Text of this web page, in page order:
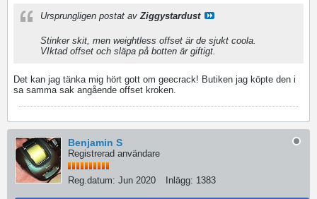
Ursprungligen postat av Ziggystardust
Stinker skit, men weightless offset är de sjukt coola.
VIktad offset och släpa på botten är giftigt.
Det kan jag tänka mig hört gott om geecrack! Butiken jag köpte den i
sa samma sak angående offset kroken.
Benjamin S
Registrerad användare
Reg.datum: Jun 2020 Inlägg: 1383